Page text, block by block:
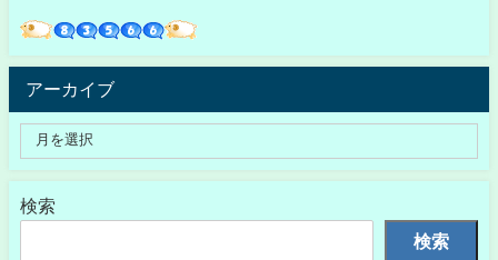
アーカイブ
検索
検索